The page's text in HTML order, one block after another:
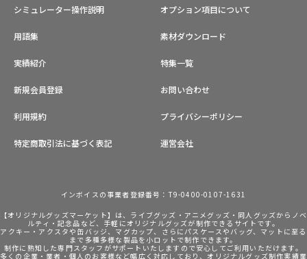
シミュレーター操作説明 オプション項目について
用語集 素材ダウンロード
実績紹介 特集一覧
新規会員登録 お問い合わせ
利用規約 プライバシーポリシー
特定商取引法に基づく表記 運営会社
インボイスの事業者登録番号：T9-0400-0107-1631
【オリジナルグッズマーケット】は、ライブグッズ・アニメグッズ・同人グッズからノベ
ルティ・記念品など、手軽にオリジナルグッズが制作できるサイトです。
アクキー・アクスタや缶バッジ、マグカップ、さらにパスケースやバッグ、マットに至る
まで多種多様な製品を小ロットで制作できます。
制作に熟知した専門スタッフがサポートいたしますので安心してご利用いただけます。
多くの企業・業者・個人のお客様など幅広く対応しており、オリジナルグッズ制作実績業